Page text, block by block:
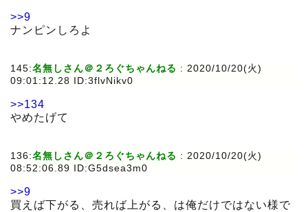
>>9
ナンピンしろよ
145:名無しさん＠２ろぐちゃんねる : 2020/10/20(火)
09:01:12.28 ID:3flvNikv0
>>134
やめたげて
136:名無しさん＠２ろぐちゃんねる : 2020/10/20(火)
08:52:06.89 ID:G5dsea3m0
>>9
買えば下がる、売れば上がる、は俺だけではない様で